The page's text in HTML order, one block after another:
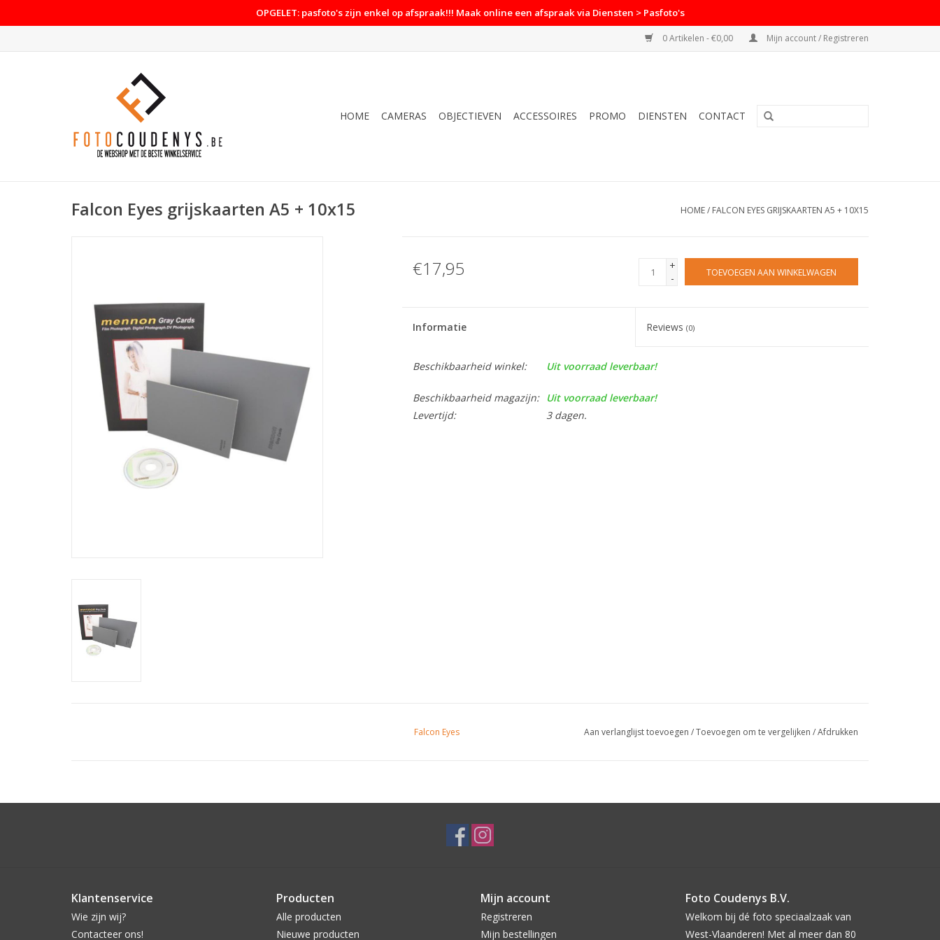
OPGELET: pasfoto's zijn enkel op afspraak!!! Maak online een afspraak via Diensten > Pasfoto's
0 Artikelen - €0,00 Mijn account / Registreren
HOME CAMERAS OBJECTIEVEN ACCESSOIRES PROMO DIENSTEN CONTACT
Falcon Eyes grijskaarten A5 + 10x15 HOME/ FALCON EYES GRIJSKAARTEN A5 + 10X15
€17,95
+
-
TOEVOEGEN AAN WINKELWAGEN
Informatie Reviews(0)
Beschikbaarheid winkel: Uit voorraad leverbaar!
Beschikbaarheid magazijn:
Uit voorraad leverbaar!
Levertijd:
3 dagen.
Falcon Eyes Aan verlanglijst toevoegen /Toevoegen om te vergelijken /Afdrukken
Klantenservice
Wie zijn wij?
Contacteer ons!
Producten
Alle producten
Nieuwe producten
Mijn account
Registreren
Mijn bestellingen
Foto Coudenys B.V.
Welkom bij dé foto speciaalzaak van
West-Vlaanderen! Met al meer dan 80